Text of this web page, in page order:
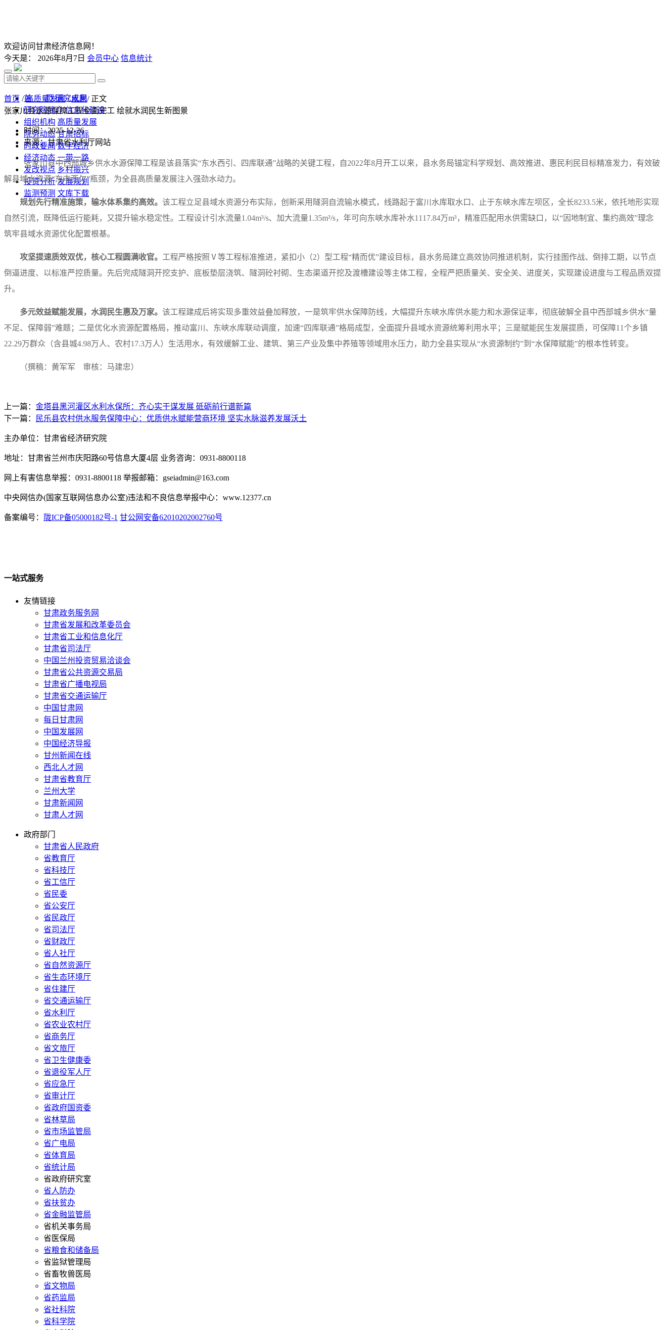
欢迎访问甘肃经济信息网！
今天是： 2026年8月7日 会员中心 信息统计
首 页 研究成果
研究院简介 信息化建设
组织机构 高质量发展
院务动态 甘肃招标
时政要闻 数字经济
经济动态 一带一路
发改视点 乡村振兴
投资分析 发展规划
监测预测 文库下载
首页 /高质量发展/水利/ 正文
张家川县水源保障工程全面完工 绘就水润民生新图景
时间：2025-12-26
来源：甘肃省水利厅网站
张家川县中西部城乡供水水源保障工程是该县落实“东水西引、四库联通”战略的关键工程，自2022年8月开工以来，县水务局锚定科学规划、高效推进、惠民利民目标精准发力，有效破
解县域水资源“东丰西欠”瓶颈，为全县高质量发展注入强劲水动力。
规划先行精准施策，输水体系集约高效。 该工程立足县域水资源分布实际，创新采用隧洞自流输水模式，线路起于富川水库取水口、止于东峡水库左坝区，全长8233.5米，依托地形实现
自然引流，既降低运行能耗，又提升输水稳定性。工程设计引水流量1.04m³/s、加大流量1.35m³/s，年可向东峡水库补水1117.84万m³，精准匹配用水供需缺口，以“因地制宜、集约高效”理念
筑牢县域水资源优化配置根基。
攻坚提速质效双优，核心工程圆满收官。 工程严格按照Ⅴ等工程标准推进，紧扣小（2）型工程“精而优”建设目标，县水务局建立高效协同推进机制，实行挂图作战、倒排工期，以节点
倒逼进度、以标准严控质量。先后完成隧洞开挖支护、底板垫层浇筑、隧洞砼衬砌、生态渠道开挖及渡槽建设等主体工程，全程严把质量关、安全关、进度关，实现建设进度与工程品质双提
升。
多元效益赋能发展，水润民生惠及万家。 该工程建成后将实现多重效益叠加释放，一是筑牢供水保障防线，大幅提升东峡水库供水能力和水源保证率，彻底破解全县中西部城乡供水“量
不足、保障弱”难题；二是优化水资源配置格局，推动富川、东峡水库联动调度，加速“四库联通”格局成型，全面提升县域水资源统筹利用水平；三是赋能民生发展提质，可保障11个乡镇
22.29万群众（含县城4.98万人、农村17.3万人）生活用水，有效缓解工业、建筑、第三产业及集中养殖等领域用水压力，助力全县实现从“水资源制约”到“水保障赋能”的根本性转变。
（撰稿：黄军军 审核：马建忠）
上一篇： 金塔县黑河灌区水利水保所：齐心实干谋发展 砥砺前行谱新篇
下一篇：
民乐县农村供水服务保障中心：优质供水赋能营商环境 坚实水脉滋养发展沃土
主办单位：甘肃省经济研究院
地址：甘肃省兰州市庆阳路60号信息大厦4层 业务咨询：0931-8800118
网上有害信息举报：0931-8800118 举报邮箱：gseiadmin@163.com
中央网信办(国家互联网信息办公室)违法和不良信息举报中心：www.12377.cn
备案编号： 陇ICP备05000182号-1 甘公网安备62010202002760号
一站式服务
友情链接
甘肃政务服务网
甘肃省发展和改革委员会
甘肃省工业和信息化厅
甘肃省司法厅
中国兰州投资贸易洽谈会
甘肃省公共资源交易局
甘肃省广播电视局
甘肃省交通运输厅
中国甘肃网
每日甘肃网
中国发展网
中国经济导报
甘州新闻在线
西北人才网
甘肃省教育厅
兰州大学
甘肃新闻网
甘肃人才网
政府部门
甘肃省人民政府
省教育厅
省科技厅
省工信厅
省民委
省公安厅
省民政厅
省司法厅
省财政厅
省人社厅
省自然资源厅
省生态环境厅
省住建厅
省交通运输厅
省水利厅
省农业农村厅
省商务厅
省文旅厅
省卫生健康委
省退役军人厅
省应急厅
省审计厅
省政府国资委
省林草局
省市场监管局
省广电局
省体育局
省统计局
省政府研究室
省人防办
省扶贫办
省金融监管局
省机关事务局
省医保局
省粮食和储备局
省监狱管理局
省畜牧兽医局
省文物局
省药监局
省社科院
省科学院